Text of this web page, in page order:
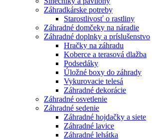
Záhradkárske potreby
Starostlivosť o rastliny
Záhradné domčeky na náradie
Záhradné doplnky a príslušenstvo
Hračky na záhradu
Koberce a terasová dlažba
Podsedáky
Úložné boxy do záhrady
Vykurovacie telesá
Záhradné dekorácie
Záhradné osvetlenie
Záhradné sedenie
Záhradné hojdačky a siete
Záhradné lavice
Záhradné lehátka